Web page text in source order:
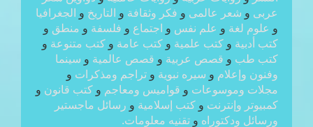
عربى و شعر عالمى و فكر وثقافة و التاريخ و الجغرافيا
و علوم لغة و علم نفس و اجتماع و فلسفة و منطق و
كتب أدبية و كتب علمية و كتب عامة و كتب متنوعة و
كتب طب و قصص عربية و قصص عالمية و سينما
وفنون وإعلام و سيره نبوية و تراجم ومذكرات و
مجلات وموسوعات و قواميس ومعاجم و كتب قانون و
كمبيوتر وإنترنت و كتب إسلامية و رسائل ماجستير
ورسائل ودكتوراه و تقنيه معلومات.